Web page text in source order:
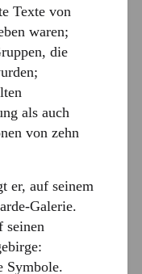
Texte von
waren;
die
als auch
von zehn
er, auf seinem
Galerie.
seinen
Symbole.